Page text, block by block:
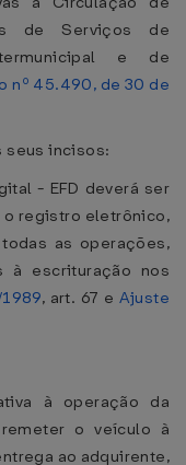
de Serviços de
e de
nº 45.490, de 30 de
seus incisos:
- EFD deverá ser
registro eletrônico,
as operações,
à escrituração nos
, art. 67 e Ajuste
à operação da
o veículo à
ao adquirente,